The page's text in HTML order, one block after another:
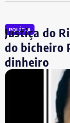
A intervenção
infraestrutura
mantida por uma
conservação e
O projeto
é inspirador em
POLÍCIA
Justiça do
do bicheiro
dinheiro